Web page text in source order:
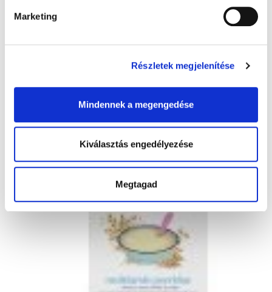
Marketing
Részletek megjelenítése
Mindennek a megengedése
Kiválasztás engedélyezése
Megtagad
Mézeskalács keksz
Kendamil BIO Tejmentes többmagvas